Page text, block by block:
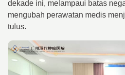
dekade ini, melampaui batas
mengubah perawatan medis
tulus.